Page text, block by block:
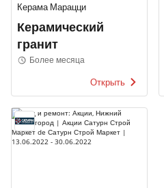
Керама Марацци
Керамический
гранит
Более месяца
Открыть